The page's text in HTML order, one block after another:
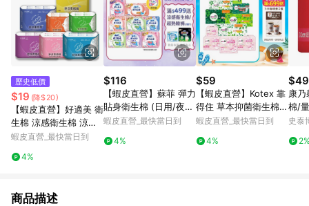
歷史低價
$19 (降$20)
【蝦皮直營】好適美 衛
生棉 涼感衛生棉 涼感
護墊 日用 量少型護墊
衛生巾 安睡褲 褲型 透
蝦皮直營_最快當日到
4%
$116
【蝦皮直營】蘇菲 彈力
貼身衛生棉 (日用/夜
用) 超薄 輕薄 衛生棉
蝦皮直營_最快當日到
4%
$59
【蝦皮直營】Kotex 靠
得住 草本抑菌衛生棉/
草本抑菌加強版/好菌P
乾爽新升級
蝦皮直營_最快當日到
4%
$49
康乃
棉/
片/包
史泰
商品描述